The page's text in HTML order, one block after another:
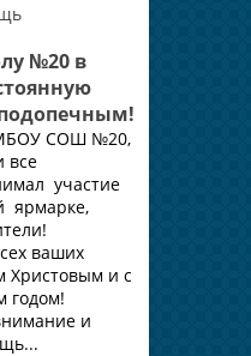
№20 в
МБОУ СОШ №20,
все
участие
ярмарке,
ваших
Христовым и с
годом!
и